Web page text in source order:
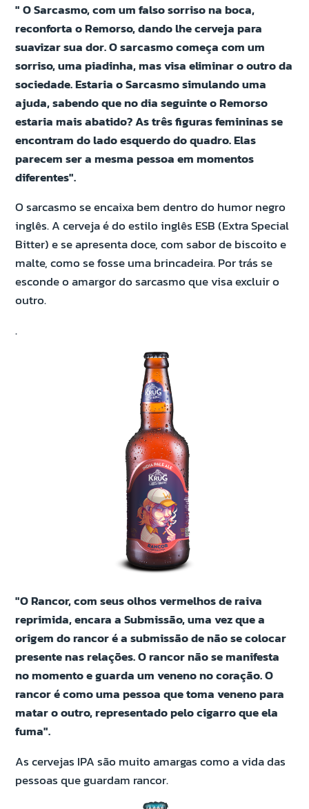
" O Sarcasmo, com um falso sorriso na boca,
reconforta o Remorso, dando lhe cerveja para
suavizar sua dor. O sarcasmo começa com um
sorriso, uma piadinha, mas visa eliminar o outro da
sociedade. Estaria o Sarcasmo simulando uma
ajuda, sabendo que no dia seguinte o Remorso
estaria mais abatido? As três figuras femininas se
encontram do lado esquerdo do quadro. Elas
parecem ser a mesma pessoa em momentos
diferentes".
O sarcasmo se encaixa bem dentro do humor negro
inglês. A cerveja é do estilo inglês ESB (Extra Special
Bitter) e se apresenta doce, com sabor de biscoito e
malte, como se fosse uma brincadeira. Por trás se
esconde o amargor do sarcasmo que visa excluir o
outro.
.
"O Rancor, com seus olhos vermelhos de raiva
reprimida, encara a Submissão, uma vez que a
origem do rancor é a submissão de não se colocar
presente nas relações. O rancor não se manifesta
no momento e guarda um veneno no coração. O
rancor é como uma pessoa que toma veneno para
matar o outro, representado pelo cigarro que ela
fuma".
As cervejas IPA são muito amargas como a vida das
pessoas que guardam rancor.